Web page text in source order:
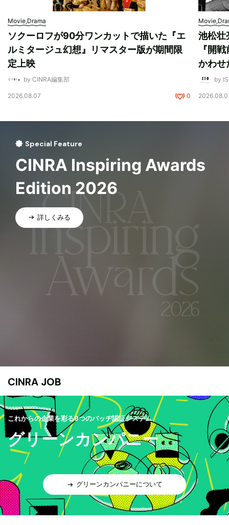
Movie,Drama
ソクーロフが90分ワンカットで描いた『エ
ルミタージュ幻想』リマスター版が期間限
定上映
by CINRA編集部
2026.08.07 0
池松壮
『開
かわせ
by
Special Feature
CINRA Inspiring Awards
Edition 2026
詳しくみる
CINRA JOB
これからの企業を彩る9つのバッヂ認証システム
グリーンカンパニー
グリーンカンパニーについて